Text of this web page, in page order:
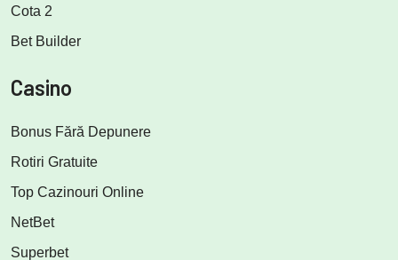
Cota 2
Bet Builder
Casino
Bonus Fără Depunere
Rotiri Gratuite
Top Cazinouri Online
NetBet
Superbet